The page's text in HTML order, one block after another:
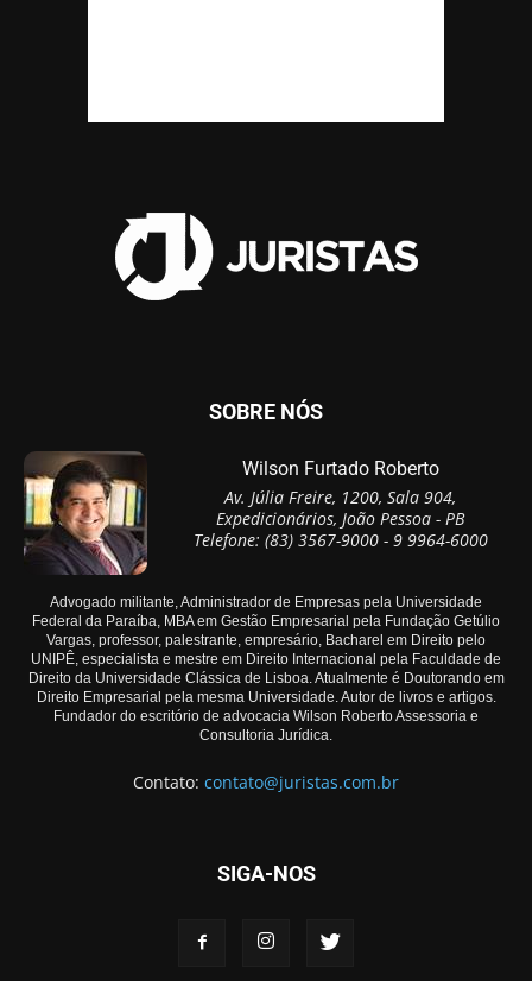
SOBRE NÓS
Wilson Furtado Roberto
Av. Júlia Freire, 1200, Sala 904,
Expedicionários, João Pessoa - PB
Telefone: (83) 3567-9000 - 9 9964-6000
Advogado militante, Administrador de Empresas pela Universidade
Federal da Paraíba, MBA em Gestão Empresarial pela Fundação Getúlio
Vargas, professor, palestrante, empresário, Bacharel em Direito pelo
UNIPÊ, especialista e mestre em Direito Internacional pela Faculdade de
Direito da Universidade Clássica de Lisboa. Atualmente é Doutorando em
Direito Empresarial pela mesma Universidade. Autor de livros e artigos.
Fundador do escritório de advocacia Wilson Roberto Assessoria e
Consultoria Jurídica.
Contato: contato@juristas.com.br
SIGA-NOS